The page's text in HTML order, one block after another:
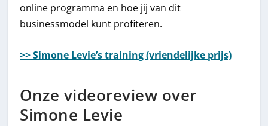
online programma en hoe jij van dit
businessmodel kunt profiteren.
>> Simone Levie’s training (vriendelijke prijs)
Onze videoreview over
Simone Levie